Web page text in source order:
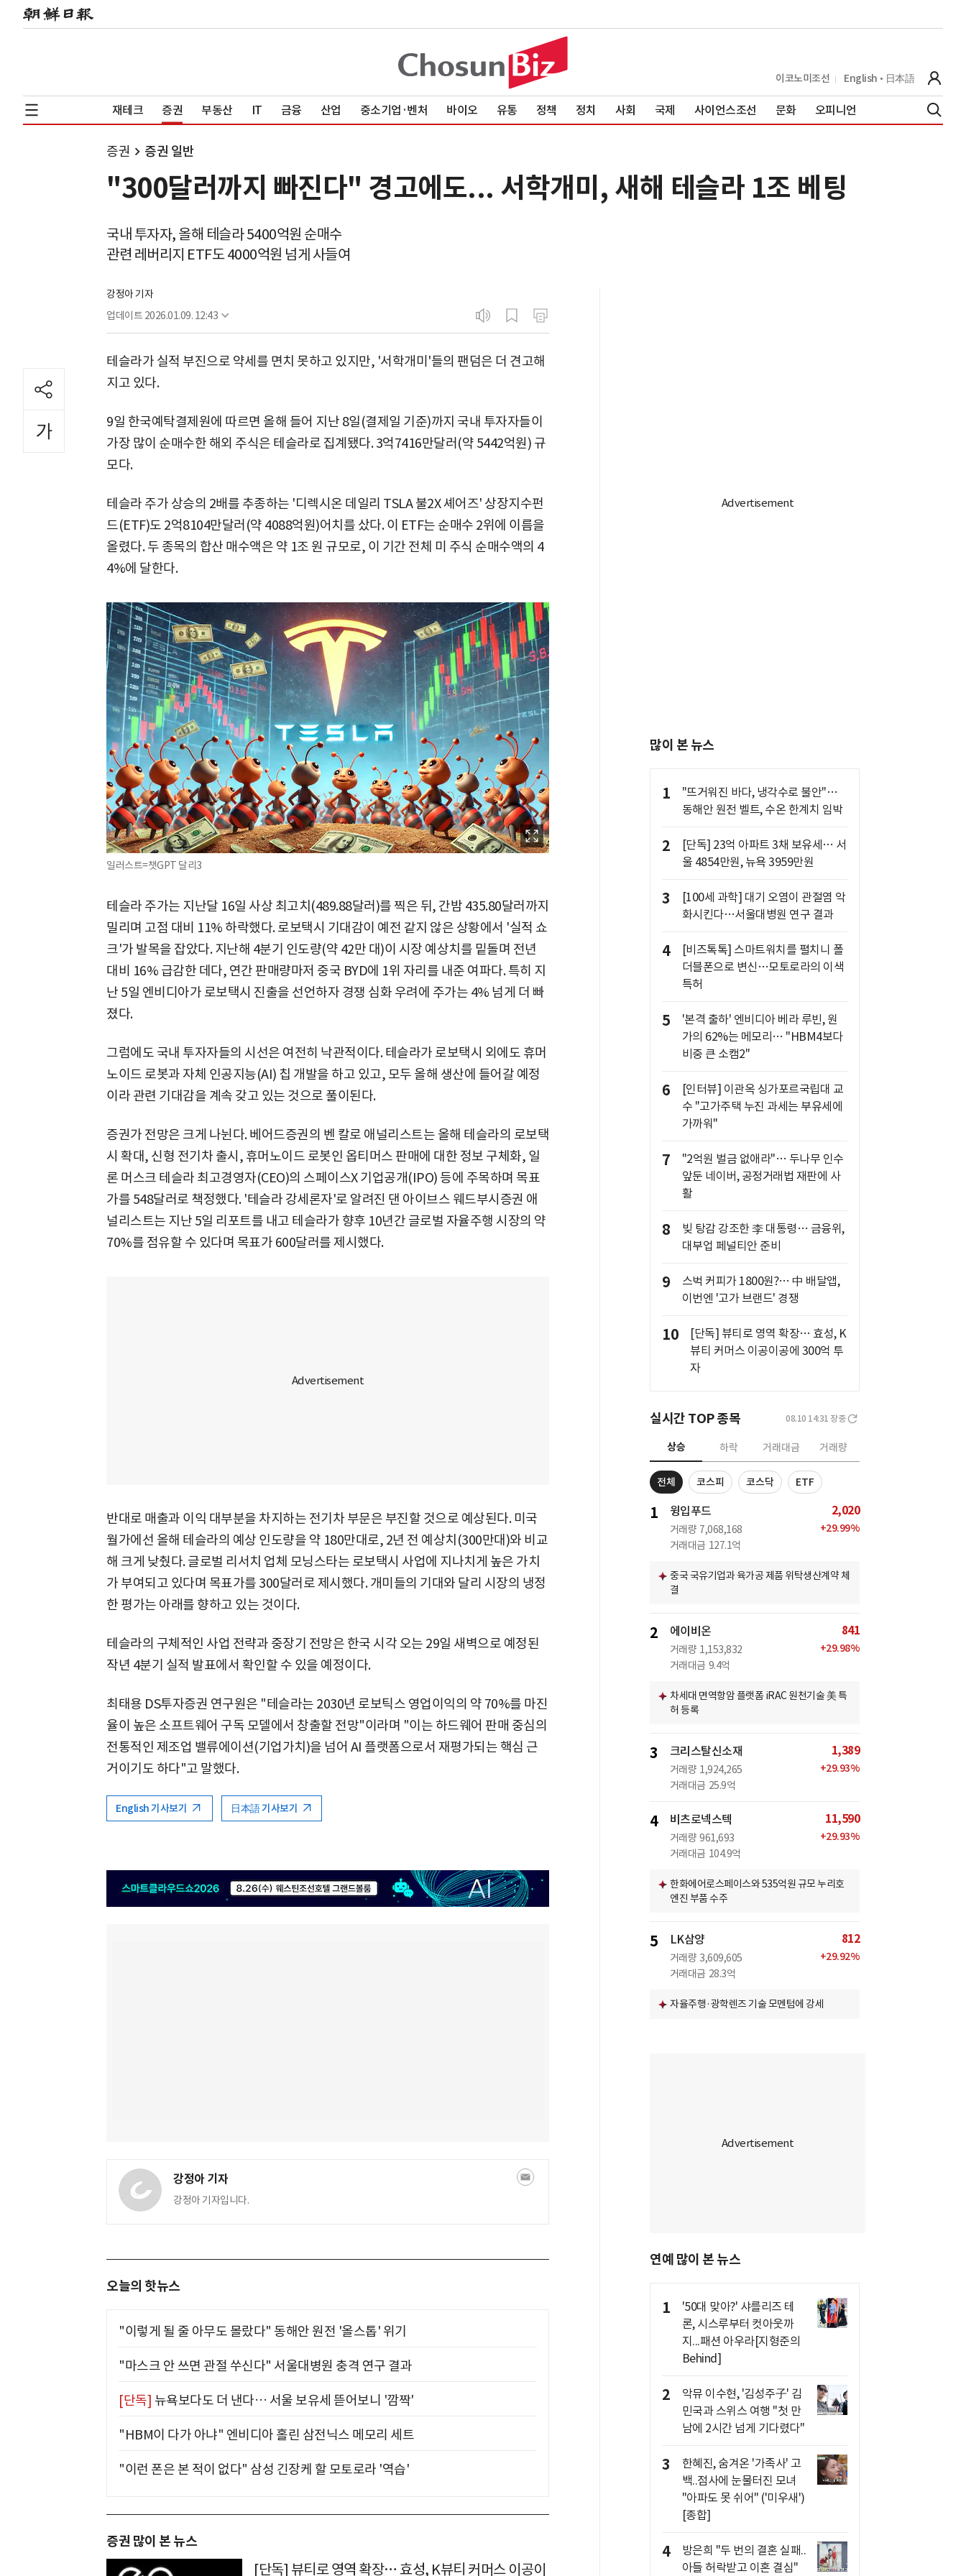
이코노미조선 English 日本語
재테크 증권 부동산 IT 금융 산업 중소기업·벤처 바이오 유통 정책 정치 사회 국제 사이언스조선 문화 오피니언
증권 증권 일반
"300달러까지 빠진다" 경고에도... 서학개미, 새해 테슬라 1조 베팅
국내 투자자, 올해 테슬라 5400억원 순매수
관련 레버리지 ETF도 4000억원 넘게 사들여
강정아 기자
업데이트 2026.01.09. 12:43
테슬라가 실적 부진으로 약세를 면치 못하고 있지만, '서학개미'들의 팬덤은 더 견고해
지고 있다.
9일 한국예탁결제원에 따르면 올해 들어 지난 8일(결제일 기준)까지 국내 투자자들이
가장 많이 순매수한 해외 주식은 테슬라로 집계됐다. 3억7416만달러(약 5442억원) 규
모다.
테슬라 주가 상승의 2배를 추종하는 '디렉시온 데일리 TSLA 불2X 셰어즈' 상장지수펀
드(ETF)도 2억8104만달러(약 4088억원)어치를 샀다. 이 ETF는 순매수 2위에 이름을
올렸다. 두 종목의 합산 매수액은 약 1조 원 규모로, 이 기간 전체 미 주식 순매수액의 4
4%에 달한다.
일러스트=챗GPT 달리3
테슬라 주가는 지난달 16일 사상 최고치(489.88달러)를 찍은 뒤, 간밤 435.80달러까지
밀리며 고점 대비 11% 하락했다. 로보택시 기대감이 예전 같지 않은 상황에서 '실적 쇼
크'가 발목을 잡았다. 지난해 4분기 인도량(약 42만 대)이 시장 예상치를 밑돌며 전년
대비 16% 급감한 데다, 연간 판매량마저 중국 BYD에 1위 자리를 내준 여파다. 특히 지
난 5일 엔비디아가 로보택시 진출을 선언하자 경쟁 심화 우려에 주가는 4% 넘게 더 빠
졌다.
그럼에도 국내 투자자들의 시선은 여전히 낙관적이다. 테슬라가 로보택시 외에도 휴머
노이드 로봇과 자체 인공지능(AI) 칩 개발을 하고 있고, 모두 올해 생산에 들어갈 예정
이라 관련 기대감을 계속 갖고 있는 것으로 풀이된다.
증권가 전망은 크게 나뉜다. 베어드증권의 벤 칼로 애널리스트는 올해 테슬라의 로보택
시 확대, 신형 전기차 출시, 휴머노이드 로봇인 옵티머스 판매에 대한 정보 구체화, 일
론 머스크 테슬라 최고경영자(CEO)의 스페이스X 기업공개(IPO) 등에 주목하며 목표
가를 548달러로 책정했다. '테슬라 강세론자'로 알려진 댄 아이브스 웨드부시증권 애
널리스트는 지난 5일 리포트를 내고 테슬라가 향후 10년간 글로벌 자율주행 시장의 약
70%를 점유할 수 있다며 목표가 600달러를 제시했다.
반대로 매출과 이익 대부분을 차지하는 전기차 부문은 부진할 것으로 예상된다. 미국
월가에선 올해 테슬라의 예상 인도량을 약 180만대로, 2년 전 예상치(300만대)와 비교
해 크게 낮췄다. 글로벌 리서치 업체 모닝스타는 로보택시 사업에 지나치게 높은 가치
가 부여되고 있다며 목표가를 300달러로 제시했다. 개미들의 기대와 달리 시장의 냉정
한 평가는 아래를 향하고 있는 것이다.
테슬라의 구체적인 사업 전략과 중장기 전망은 한국 시각 오는 29일 새벽으로 예정된
작년 4분기 실적 발표에서 확인할 수 있을 예정이다.
최태용 DS투자증권 연구원은 "테슬라는 2030년 로보틱스 영업이익의 약 70%를 마진
율이 높은 소프트웨어 구독 모델에서 창출할 전망"이라며 "이는 하드웨어 판매 중심의
전통적인 제조업 밸류에이션(기업가치)을 넘어 AI 플랫폼으로서 재평가되는 핵심 근
거이기도 하다"고 말했다.
English 기사보기 日本語 기사보기
강정아 기자
강정아 기자입니다.
오늘의 핫뉴스
"이렇게 될 줄 아무도 몰랐다" 동해안 원전 '올스톱' 위기
"마스크 안 쓰면 관절 쑤신다" 서울대병원 충격 연구 결과
[단독] 뉴욕보다도 더 낸다… 서울 보유세 뜯어보니 '깜짝'
"HBM이 다가 아냐" 엔비디아 홀린 삼전닉스 메모리 세트
"이런 폰은 본 적이 없다" 삼성 긴장케 할 모토로라 '역습'
증권 많이 본 뉴스
[단독] 뷰티로 영역 확장… 효성, K뷰티 커머스 이공이
많이 본 뉴스
1
"뜨거워진 바다, 냉각수로 불안"…
동해안 원전 벨트, 수온 한계치 임박
2
[단독] 23억 아파트 3채 보유세… 서
울 4854만원, 뉴욕 3959만원
3
[100세 과학] 대기 오염이 관절염 악
화시킨다…서울대병원 연구 결과
4
[비즈톡톡] 스마트워치를 펼치니 폴
더블폰으로 변신…모토로라의 이색
특허
5
'본격 출하' 엔비디아 베라 루빈, 원
가의 62%는 메모리… "HBM4보다
비중 큰 소캠2"
6
[인터뷰] 이관옥 싱가포르국립대 교
수 "고가주택 누진 과세는 부유세에
가까워"
7
"2억원 벌금 없애라"… 두나무 인수
앞둔 네이버, 공정거래법 재판에 사
활
8
빚 탕감 강조한 李 대통령… 금융위,
대부업 페널티안 준비
9
스벅 커피가 1800원?… 中 배달앱,
이번엔 '고가 브랜드' 경쟁
10
[단독] 뷰티로 영역 확장… 효성, K
뷰티 커머스 이공이공에 300억 투
자
실시간 TOP 종목 08.10 14:31 장중
상승 하락 거래대금 거래량
전체 코스피 코스닥 ETF
1 윙입푸드
거래량 7,068,168
거래대금 127.1억
2,020
+29.99%
중국 국유기업과 육가공 제품 위탁생산계약 체
결
2 에이비온
거래량 1,153,832
거래대금 9.4억
841
+29.98%
차세대 면역항암 플랫폼 iRAC 원천기술 美 특
허 등록
3 크리스탈신소재
거래량 1,924,265
거래대금 25.9억
1,389
+29.93%
4 비츠로넥스텍
거래량 961,693
거래대금 104.9억
11,590
+29.93%
한화에어로스페이스와 535억원 규모 누리호
엔진 부품 수주
5 LK삼양
거래량 3,609,605
거래대금 28.3억
812
+29.92%
자율주행·광학렌즈 기술 모멘텀에 강세
연예 많이 본 뉴스
1
'50대 맞아?' 샤를리즈 테
론, 시스루부터 컷아웃까
지...패션 아우라[지형준의
Behind]
2
악뮤 이수현, '김성주子' 김
민국과 스위스 여행 "첫 만
남에 2시간 넘게 기다렸다"
3
한혜진, 숨겨온 '가족사' 고
백..점사에 눈물터진 모녀
"아파도 못 쉬어" ('미우새')
[종합]
4
방은희 "두 번의 결혼 실패..
아들 허락받고 이혼 결심"